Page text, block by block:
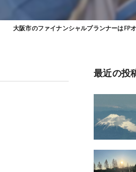
大阪市のファイナンシャルプランナーはFP
最近の投